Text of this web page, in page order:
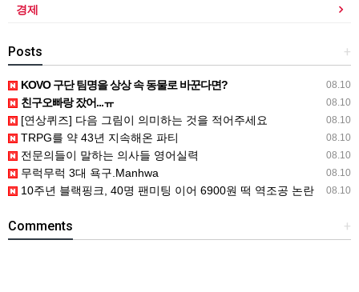
경제
+
Posts
08.10
KOVO 구단 팀명을 상상 속 동물로 바꾼다면?
08.10
친구오빠랑 잤어...ㅠ
08.10
[연상퀴즈] 다음 그림이 의미하는 것을 적어주세요
08.10
TRPG를 약 43년 지속해온 파티
08.10
전문의들이 말하는 의사들 영어실력
08.10
무럭무럭 3대 욕구.Manhwa
08.10
10주년 블랙핑크, 40명 팬미팅 이어 6900원 떡 역조공 논란
+
Comments